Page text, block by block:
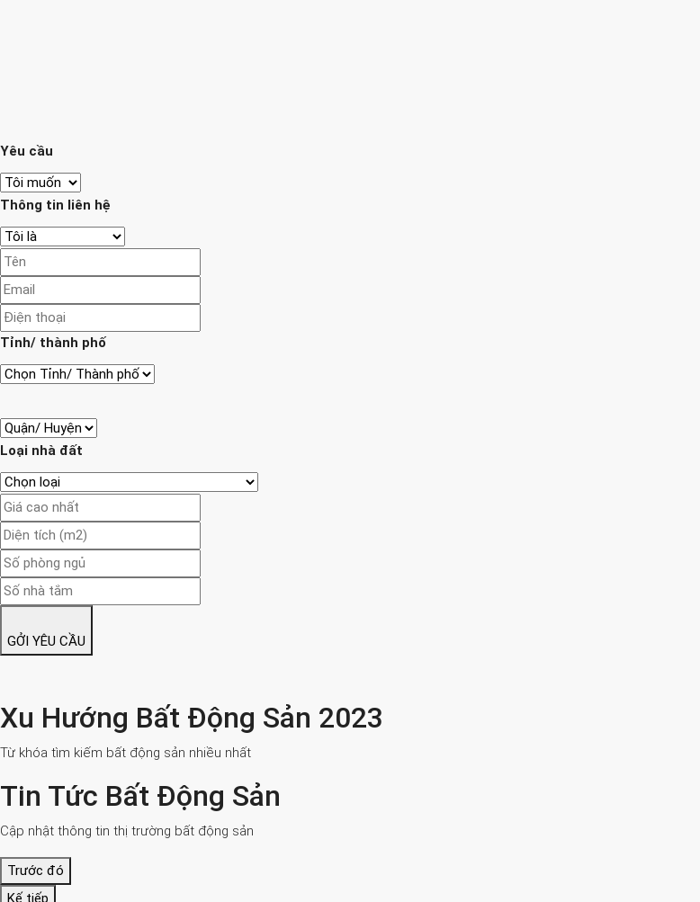
Yêu cầu
Thông tin liên hệ
Tỉnh/ thành phố
Loại nhà đất
GỞI YÊU CẦU
Xu Hướng Bất Động Sản 2023
Từ khóa tìm kiếm bất động sản nhiều nhất
Tin Tức Bất Động Sản
Cập nhật thông tin thị trường bất động sản
Trước đó
Kế tiếp